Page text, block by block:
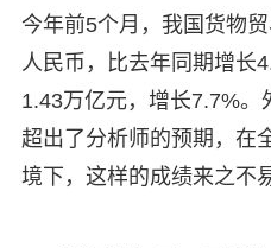
今年前5个月，我国货物
人民币，比去年同期增长
1.43万亿元，增长7.7%。
超出了分析师的预期，在
境下，这样的成绩来之不